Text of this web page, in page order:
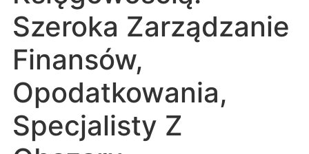
Szeroka Zarządzanie
Finansów,
Opodatkowania,
Specjalisty Z